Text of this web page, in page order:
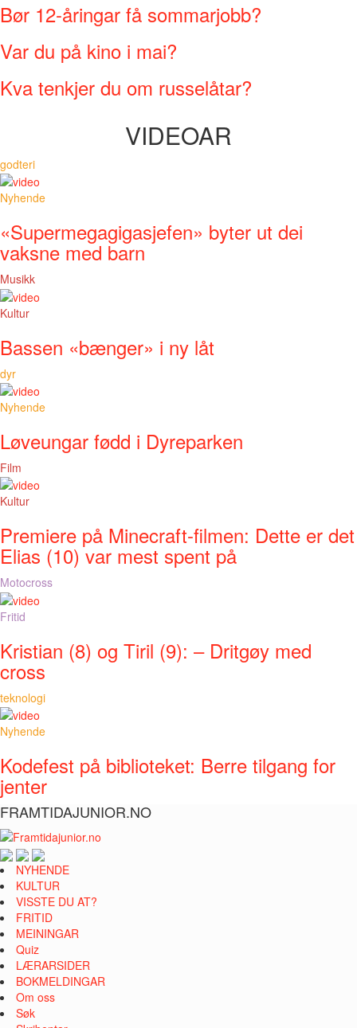
Bør 12-åringar få sommarjobb?
Var du på kino i mai?
Kva tenkjer du om russelåtar?
VIDEOAR
godteri
Nyhende
«Supermegagigasjefen» byter ut dei
vaksne med barn
Musikk
Kultur
Bassen «bænger» i ny låt
dyr
Nyhende
Løveungar fødd i Dyreparken
Film
Kultur
Premiere på Minecraft-filmen: Dette er det
Elias (10) var mest spent på
Motocross
Fritid
Kristian (8) og Tiril (9): – Dritgøy med
cross
teknologi
Nyhende
Kodefest på biblioteket: Berre tilgang for
jenter
FRAMTIDAJUNIOR.NO
NYHENDE
KULTUR
VISSTE DU AT?
FRITID
MEININGAR
Quiz
LÆRARSIDER
BOKMELDINGAR
Om oss
Søk